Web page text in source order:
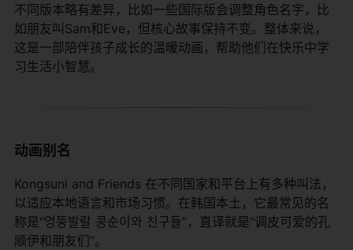
不同版本略有差异，比如一些国际版会调整角色名字，比
如朋友叫Sam和Eve，但核心故事保持不变。整体来说，
这是一部陪伴孩子成长的温暖动画，帮助他们在快乐中学
习生活小智慧。
动画别名
Kongsuni and Friends 在不同国家和平台上有多种叫法，
以适应本地语言和市场习惯。在韩国本土，它最常见的名
称是“엉뚱발랄 콩순이와 친구들”，直译就是“调皮可爱的孔
顺伊和朋友们”。